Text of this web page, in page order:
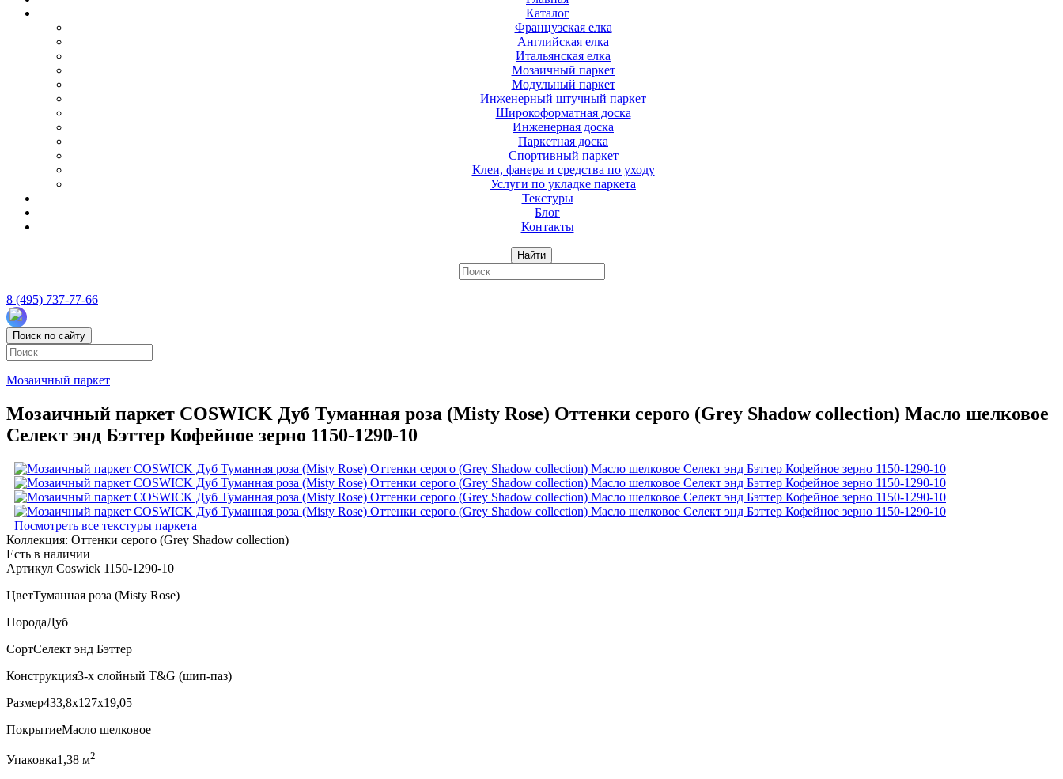
Каталог
Французская елка
Английская елка
Итальянская елка
Мозаичный паркет
Модульный паркет
Инженерный штучный паркет
Широкоформатная доска
Инженерная доска
Паркетная доска
Спортивный паркет
Клеи, фанера и средства по уходу
Услуги по укладке паркета
Текстуры
Блог
Контакты
Найти
8 (495) 737-77-66
Поиск по сайту
Мозаичный паркет
Мозаичный паркет COSWICK Дуб Туманная роза (Misty Rose) Оттенки серого (Grеy Shadow collection) Масло шелковое
Селект энд Бэттер Кофейное зерно 1150-1290-10
Посмотреть все текстуры паркета
Коллекция: Оттенки серого (Grеy Shadow collection)
Есть в наличии
Артикул Coswick 1150-1290-10
ЦветТуманная роза (Misty Rose)
ПородаДуб
СортСелект энд Бэттер
Конструкция3-х слойный T&G (шип-паз)
Размер433,8x127x19,05
ПокрытиеМасло шелковое
Упаковка1,38 м2